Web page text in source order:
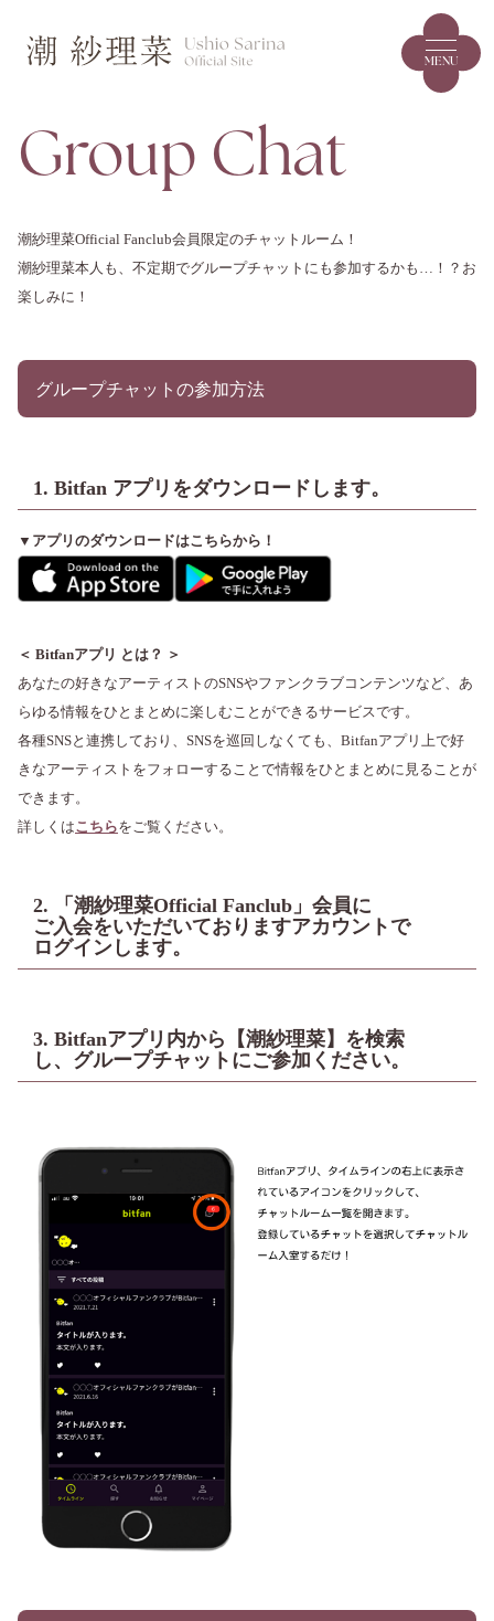
MENU
Group Chat
潮紗理菜Official Fanclub会員限定のチャットルーム！
潮紗理菜本人も、不定期でグループチャットにも参加するかも…！？お
楽しみに！
グループチャットの参加方法
1. Bitfan アプリをダウンロードします。
▼アプリのダウンロードはこちらから！
＜ Bitfanアプリ とは？ ＞
あなたの好きなアーティストのSNSやファンクラブコンテンツなど、あ
らゆる情報をひとまとめに楽しむことができるサービスです。
各種SNSと連携しており、SNSを巡回しなくても、Bitfanアプリ上で好
きなアーティストをフォローすることで情報をひとまとめに見ることが
できます。
詳しくはこちらをご覧ください。
2. 「潮紗理菜Official Fanclub」会員に
ご入会をいただいておりますアカウントで
ログインします。
3. Bitfanアプリ内から【潮紗理菜】を検索
し、グループチャットにご参加ください。